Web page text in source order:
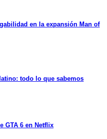
en la expansión Man of
todo lo que sabemos
GTA 6 en Netflix